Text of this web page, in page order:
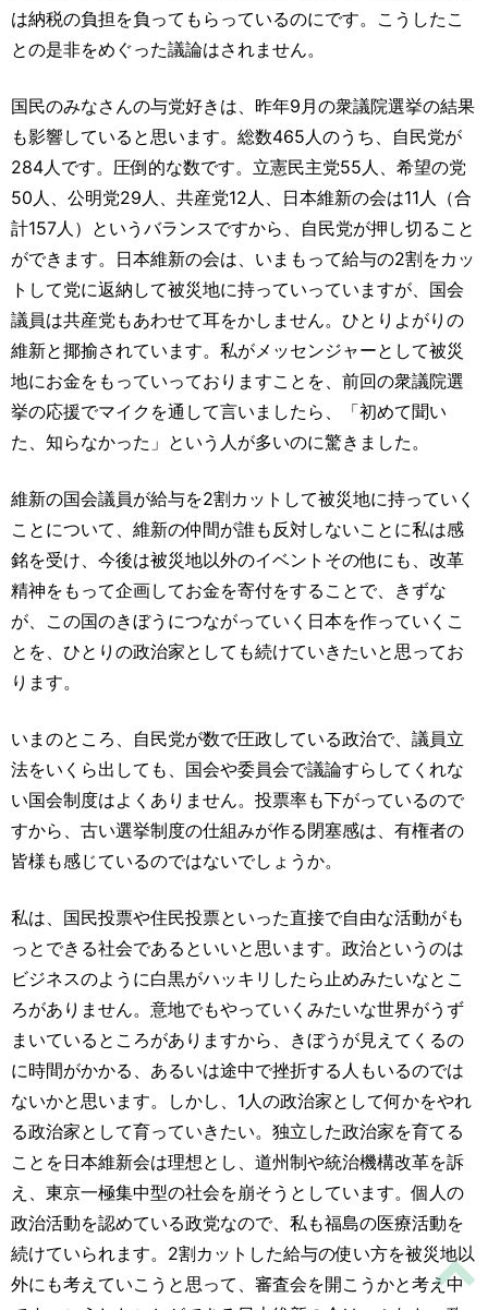
は納税の負担を負ってもらっているのにです。こうしたこ
との是非をめぐった議論はされません。
国民のみなさんの与党好きは、昨年9月の衆議院選挙の結果
も影響していると思います。総数465人のうち、自民党が
284人です。圧倒的な数です。立憲民主党55人、希望の党
50人、公明党29人、共産党12人、日本維新の会は11人（合
計157人）というバランスですから、自民党が押し切ること
ができます。日本維新の会は、いまもって給与の2割をカッ
トして党に返納して被災地に持っていっていますが、国会
議員は共産党もあわせて耳をかしません。ひとりよがりの
維新と揶揄されています。私がメッセンジャーとして被災
地にお金をもっていっておりますことを、前回の衆議院選
挙の応援でマイクを通して言いましたら、「初めて聞い
た、知らなかった」という人が多いのに驚きました。
維新の国会議員が給与を2割カットして被災地に持っていく
ことについて、維新の仲間が誰も反対しないことに私は感
銘を受け、今後は被災地以外のイベントその他にも、改革
精神をもって企画してお金を寄付をすることで、きずな
が、この国のきぼうにつながっていく日本を作っていくこ
とを、ひとりの政治家としても続けていきたいと思ってお
ります。
いまのところ、自民党が数で圧政している政治で、議員立
法をいくら出しても、国会や委員会で議論すらしてくれな
い国会制度はよくありません。投票率も下がっているので
すから、古い選挙制度の仕組みが作る閉塞感は、有権者の
皆様も感じているのではないでしょうか。
私は、国民投票や住民投票といった直接で自由な活動がも
っとできる社会であるといいと思います。政治というのは
ビジネスのように白黒がハッキリしたら止めみたいなとこ
ろがありません。意地でもやっていくみたいな世界がうず
まいているところがありますから、きぼうが見えてくるの
に時間がかかる、あるいは途中で挫折する人もいるのでは
ないかと思います。しかし、1人の政治家として何かをやれ
る政治家として育っていきたい。独立した政治家を育てる
ことを日本維新会は理想とし、道州制や統治機構改革を訴
え、東京一極集中型の社会を崩そうとしています。個人の
政治活動を認めている政党なので、私も福島の医療活動を
続けていられます。2割カットした給与の使い方を被災地以
外にも考えていこうと思って、審査会を開こうかと考え中